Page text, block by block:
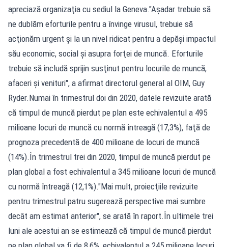
apreciază organizaţia cu sediul la Geneva."Aşadar trebuie să
ne dublăm eforturile pentru a învinge virusul, trebuie să
acţionăm urgent şi la un nivel ridicat pentru a depăşi impactul
său economic, social şi asupra forţei de muncă. Eforturile
trebuie să includă sprijin susţinut pentru locurile de muncă,
afaceri şi venituri", a afirmat directorul general al OIM, Guy
Ryder.Numai în trimestrul doi din 2020, datele revizuite arată
că timpul de muncă pierdut pe plan este echivalentul a 495
milioane locuri de muncă cu normă întreagă (17,3%), faţă de
prognoza precedentă de 400 milioane de locuri de muncă
(14%).În trimestrul trei din 2020, timpul de muncă pierdut pe
plan global a fost echivalentul a 345 milioane locuri de muncă
cu normă întreagă (12,1%)."Mai mult, proiecţiile revizuite
pentru trimestrul patru sugerează perspective mai sumbre
decât am estimat anterior", se arată în raport.În ultimele trei
luni ale acestui an se estimează că timpul de muncă pierdut